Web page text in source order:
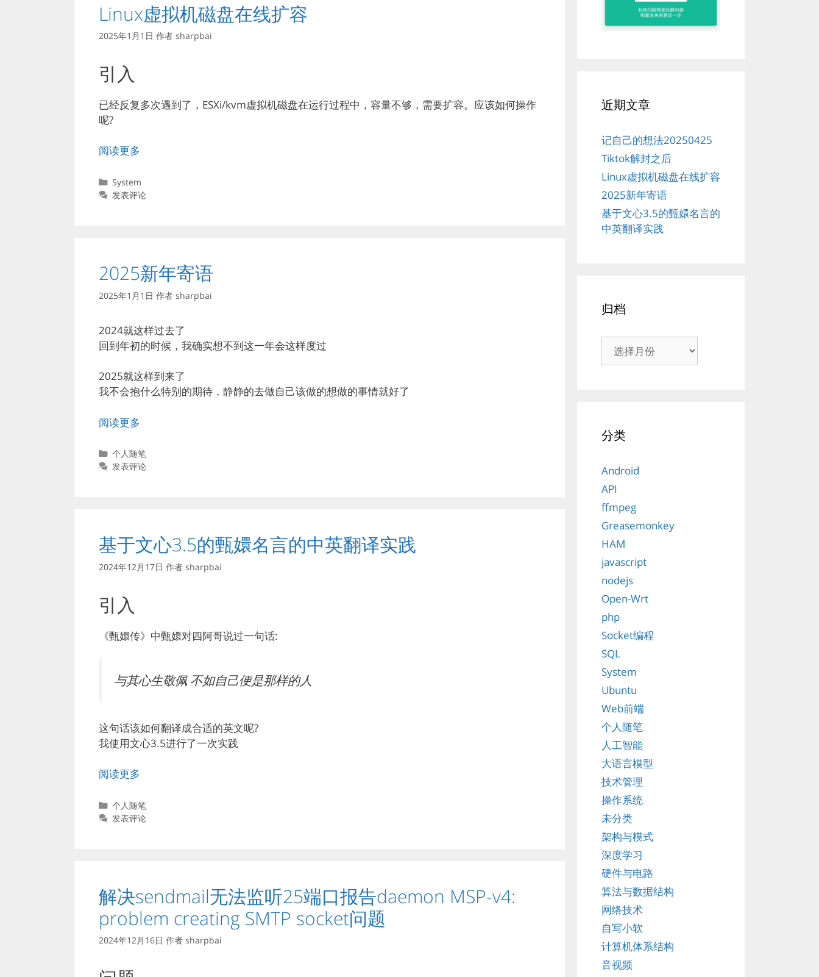
Linux虚拟机磁盘在线扩容
2025年1月1日 作者 sharpbai
引入
已经反复多次遇到了，ESXi/kvm虚拟机磁盘在运行过程中，容量不够，需要扩容。应该如何操作
呢?
阅读更多
分
类
System
发表评论
2025新年寄语
2025年1月1日 作者 sharpbai
2024就这样过去了
回到年初的时候，我确实想不到这一年会这样度过
2025就这样到来了
我不会抱什么特别的期待，静静的去做自己该做的想做的事情就好了
阅读更多
分
类
个人随笔
发表评论
基于文心3.5的甄嬛名言的中英翻译实践
2024年12月17日 作者 sharpbai
引入
《甄嬛传》中甄嬛对四阿哥说过一句话:
与其心生敬佩 不如自己便是那样的人
这句话该如何翻译成合适的英文呢?
我使用文心3.5进行了一次实践
阅读更多
分
类
个人随笔
发表评论
解决sendmail无法监听25端口报告daemon MSP-v4:
problem creating SMTP socket问题
2024年12月16日 作者 sharpbai
近期文章
记自己的想法20250425
Tiktok解封之后
Linux虚拟机磁盘在线扩容
2025新年寄语
基于文心3.5的甄嬛名言的
中英翻译实践
归档
分类
Android
API
ffmpeg
Greasemonkey
HAM
javascript
nodejs
Open-Wrt
php
Socket编程
SQL
System
Ubuntu
Web前端
个人随笔
人工智能
大语言模型
技术管理
操作系统
未分类
架构与模式
深度学习
硬件与电路
算法与数据结构
网络技术
自写小软
计算机体系结构
音视频